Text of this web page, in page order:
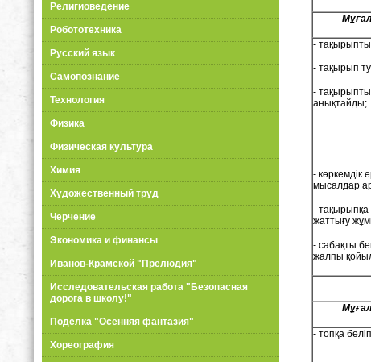
Религиоведение
Робототехника
Русский язык
Самопознание
Технология
Физика
Физическая культура
Химия
Художественный труд
Черчение
Экономика и финансы
Иванов-Крамской "Прелюдия"
Исследовательская работа "Безопасная
дорога в школу!"
Поделка "Осенняя фантазия"
Хореография
- тақырыпты
- тақырып
-
анықтайды;
- көркемдік
мысалдар
-
жаттығу
- сабақты
жалпы
- топқа